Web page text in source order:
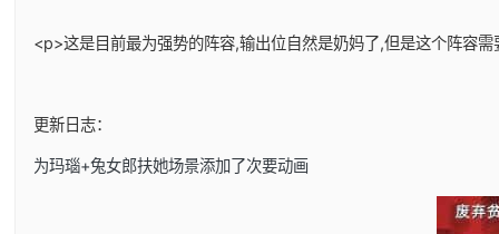
<p>这是目前最为强势的阵容,输出位自然是奶妈了,但是这个阵容
更新日志：
为玛瑙+兔女郎扶她场景添加了次要动画